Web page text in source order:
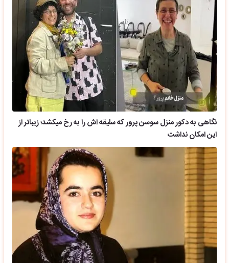
نگاهی به دکور منزل سوسن پرور که سلیقه اش را به رخ میکشد؛ زیباتر از
این امکان نداشت